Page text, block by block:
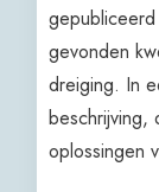
gevonden
dreiging. In
beschrijving,
oplossingen